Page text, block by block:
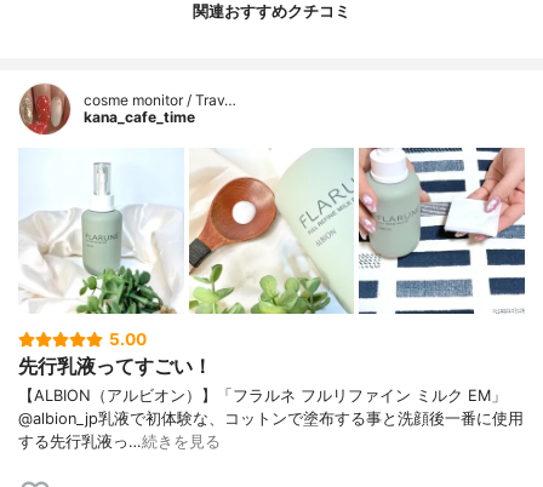
関連おすすめクチコミ
cosme monitor / Trav…
kana_cafe_time
5.00
先行乳液ってすごい！
【ALBION（アルビオン）】「フラルネ フルリファイン ミルク EM」
@albion_jp乳液で初体験な、コットンで塗布する事と洗顔後一番に使用
する先行乳液っ…続きを見る